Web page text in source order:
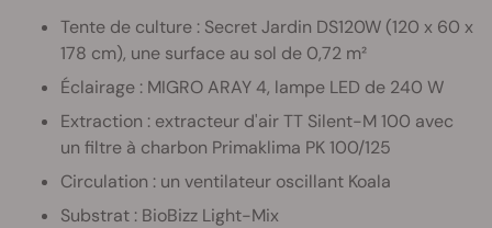
Tente de culture : Secret Jardin DS120W (120 x 60 x
178 cm), une surface au sol de 0,72 m²
Éclairage : MIGRO ARAY 4, lampe LED de 240 W
Extraction : extracteur d'air TT Silent-M 100 avec
un filtre à charbon Primaklima PK 100/125
Circulation : un ventilateur oscillant Koala
Substrat : BioBizz Light-Mix